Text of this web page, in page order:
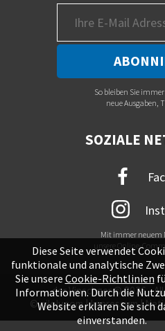
So bleiben Sie
neue Ausgaben,
SOZIALE
Mit immer neuem
unsere Online-
der Vinschger © 2026 -
©piloly.com|Impressum|
Diese Seite verwendet
funktionale und analytische
Sie unsere Cookie-Richtlinien
Informationen. Durch die
Website erklären Sie sich
einverstanden.